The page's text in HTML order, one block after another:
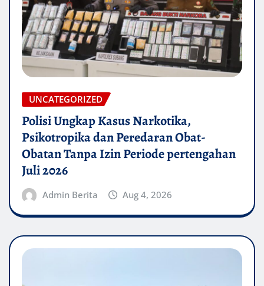
UNCATEGORIZED
Polisi Ungkap Kasus Narkotika,
Psikotropika dan Peredaran Obat-
Obatan Tanpa Izin Periode pertengahan
Juli 2026
Admin Berita Aug 4, 2026